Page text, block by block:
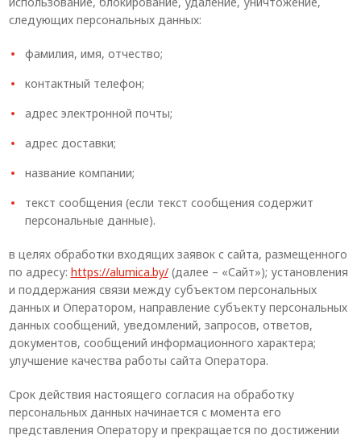
Лист алюминиевый
Конструкции из профиля
Услуги дополнительной обработки профиля
следующих персональных данных:
фамилия, имя, отчество;
контактный телефон;
адрес электронной почты;
адрес доставки;
название компании;
текст сообщения (если текст сообщения содержит
персональные данные).
в целях обработки входящих заявок с сайта, размещенного
по адресу: https://alumica.by/(далее – «Сайт»); установления
и поддержания связи между субъектом персональных
данных и Оператором, направление субъекту персональных
данных сообщений, уведомлений, запросов, ответов,
документов, сообщений информационного характера;
улучшение качества работы сайта Оператора.
Срок действия настоящего согласия на обработку
персональных данных начинается с момента его
представления Оператору и прекращается по достижении